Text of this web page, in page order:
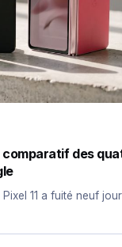
comparatif des
11 a fuité neuf